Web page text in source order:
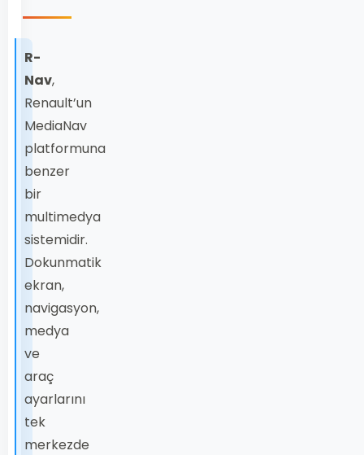
R-
Nav,
Renault’un
MediaNav
platformuna
benzer
bir
multimedya
sistemidir.
Dokunmatik
ekran,
navigasyon,
medya
ve
araç
ayarlarını
tek
merkezde